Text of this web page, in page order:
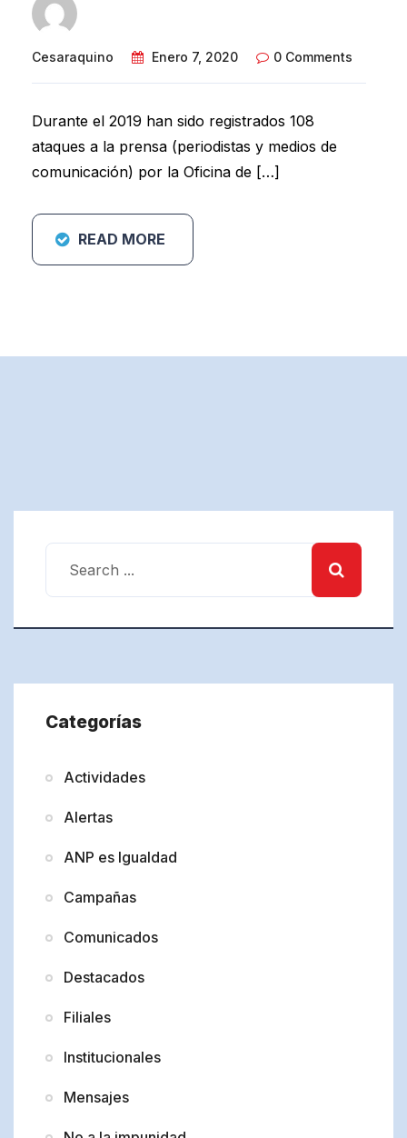
Cesaraquino Enero 7, 2020 0 Comments
Durante el 2019 han sido registrados 108
ataques a la prensa (periodistas y medios de
comunicación) por la Oficina de […]
READ MORE
Categorías
Actividades
Alertas
ANP es Igualdad
Campañas
Comunicados
Destacados
Filiales
Institucionales
Mensajes